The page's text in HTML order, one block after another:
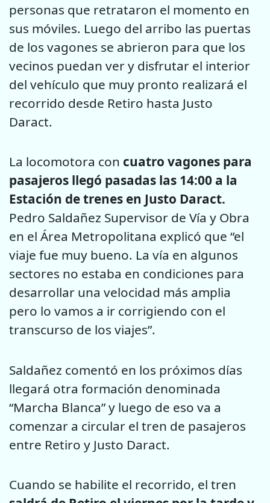
personas que retrataron el momento en
sus móviles. Luego del arribo las puertas
de los vagones se abrieron para que los
vecinos puedan ver y disfrutar el interior
del vehículo que muy pronto realizará el
recorrido desde Retiro hasta Justo
Daract.
La locomotora con cuatro vagones para
pasajeros llegó pasadas las 14:00 a la
Estación de trenes en Justo Daract.
Pedro Saldañez Supervisor de Vía y Obra
en el Área Metropolitana explicó que “el
viaje fue muy bueno. La vía en algunos
sectores no estaba en condiciones para
desarrollar una velocidad más amplia
pero lo vamos a ir corrigiendo con el
transcurso de los viajes”.
Saldañez comentó en los próximos días
llegará otra formación denominada
“Marcha Blanca” y luego de eso va a
comenzar a circular el tren de pasajeros
entre Retiro y Justo Daract.
Cuando se habilite el recorrido, el tren